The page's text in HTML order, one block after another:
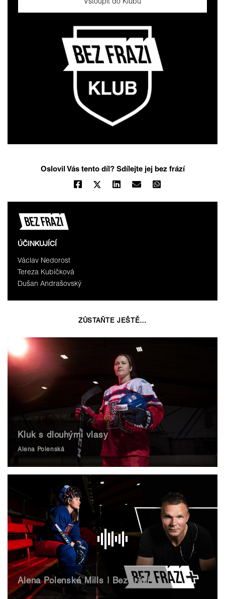
Vstoupit do Klubu
Oslovil Vás tento díl? Sdílejte jej bez frází
ÚČINKUJÍCÍ
Václav Nedorost
Tereza Kubíčková
Dušan Andrašovský
ZŮSTAŇTE JEŠTĚ…
Kluk s dlouhými vlasy
Alena Polenská
Alena Polenská Mills | Bez frází+